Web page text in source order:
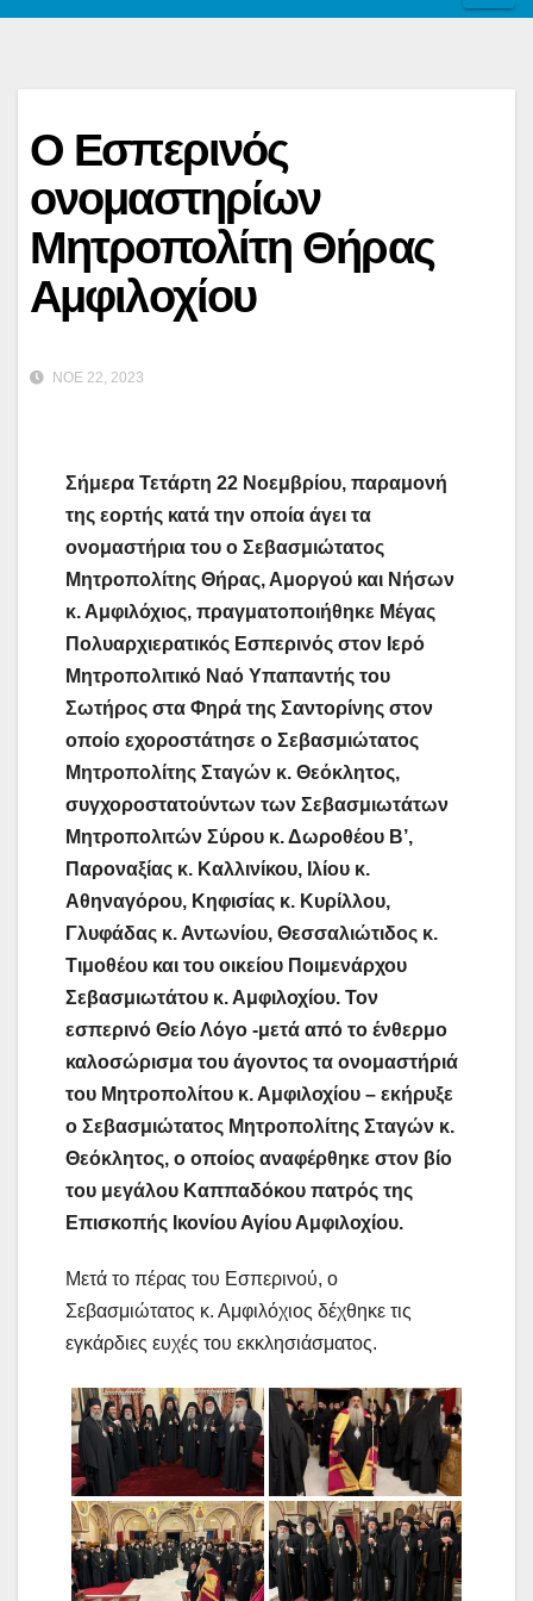
Ο Εσπερινός
ονομαστηρίων
Μητροπολίτη Θήρας
Αμφιλοχίου
ΝΟΈ 22, 2023
Σήμερα Τετάρτη 22 Νοεμβρίου, παραμονή
της εορτής κατά την οποία άγει τα
ονομαστήρια του ο Σεβασμιώτατος
Μητροπολίτης Θήρας, Αμοργού και Νήσων
κ. Αμφιλόχιος, πραγματοποιήθηκε Μέγας
Πολυαρχιερατικός Εσπερινός στον Ιερό
Μητροπολιτικό Ναό Υπαπαντής του
Σωτήρος στα Φηρά της Σαντορίνης στον
οποίο εχοροστάτησε ο Σεβασμιώτατος
Μητροπολίτης Σταγών κ. Θεόκλητος,
συγχοροστατούντων των Σεβασμιωτάτων
Μητροπολιτών Σύρου κ. Δωροθέου Β’,
Παροναξίας κ. Καλλινίκου, Ιλίου κ.
Αθηναγόρου, Κηφισίας κ. Κυρίλλου,
Γλυφάδας κ. Αντωνίου, Θεσσαλιώτιδος κ.
Τιμοθέου και του οικείου Ποιμενάρχου
Σεβασμιωτάτου κ. Αμφιλοχίου. Τον
εσπερινό Θείο Λόγο -μετά από το ένθερμο
καλοσώρισμα του άγοντος τα ονομαστήριά
του Μητροπολίτου κ. Αμφιλοχίου – εκήρυξε
ο Σεβασμιώτατος Μητροπολίτης Σταγών κ.
Θεόκλητος, ο οποίος αναφέρθηκε στον βίο
του μεγάλου Καππαδόκου πατρός της
Επισκοπής Ικονίου Αγίου Αμφιλοχίου.
Μετά το πέρας του Εσπερινού, ο
Σεβασμιώτατος κ. Αμφιλόχιος δέχθηκε τις
εγκάρδιες ευχές του εκκλησιάσματος.